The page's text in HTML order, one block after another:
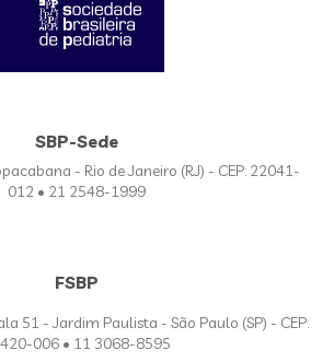
SBP-Sede
- Rio de Janeiro (RJ) - CEP: 22041-
012 • 21 2548-1999
FSBP
51 - Jardim Paulista - São Paulo (SP) - CEP:
006 • 11 3068-8595